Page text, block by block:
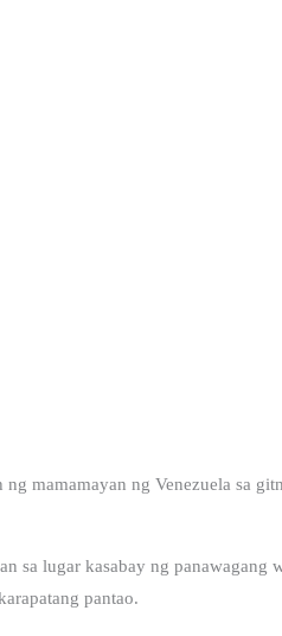
mamamayan ng Venezuela sa
sa lugar kasabay ng panawagang
pantao.